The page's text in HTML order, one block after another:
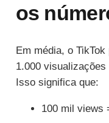
os
Em média, o
1.000
Isso significa que:
100 mil views